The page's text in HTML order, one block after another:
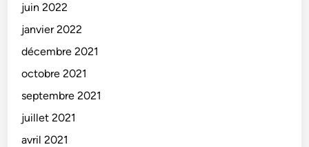
juin 2022
janvier 2022
décembre 2021
octobre 2021
septembre 2021
juillet 2021
avril 2021